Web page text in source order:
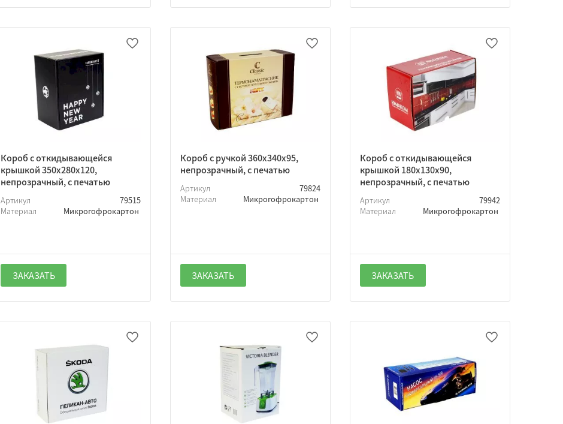
Короб с откидывающейся
крышкой 350х280х120,
непрозрачный, с печатью
Артикул
79515
Материал
Микрогофрокартон
ЗАКАЗАТЬ
Короб с ручкой 360х340х95,
непрозрачный, с печатью
Артикул
79824
Материал
Микрогофрокартон
ЗАКАЗАТЬ
Короб с откидывающейся
крышкой 180х130х90,
непрозрачный, с печатью
Артикул
79942
Материал
Микрогофрокартон
ЗАКАЗАТЬ